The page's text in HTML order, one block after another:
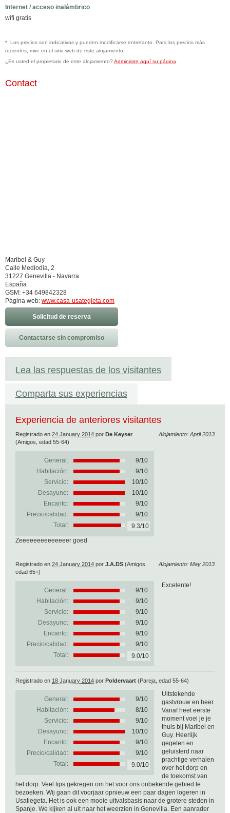
Internet / acceso inalámbrico
wifi gratis
*: Los precios son indicativos y pueden modificarse entretanto. Para los precios más
recientes, mire en el sitio web de este alojamiento.
¿Es usted el propietario de este alojamiento? Administre aquí su página
Contact
Maribel & Guy
Calle Mediodia, 2
31227 Genevilla - Navarra
España
GSM: +34 649842328
Página web: www.casa-usategieta.com
Solicitud de reserva
Contactarse sin compromiso
Lea las respuestas de los visitantes
Comparta sus experiencias
Experiencia de anteriores visitantes
Alojamiento: April 2013
Registrado en 24 January 2014 por De Keyser
(Amigos, edad 55-64)
General: 9/10
Habitación:
9/10
Servicio:
10/10
Desayuno:
10/10
Encanto:
9/10
Precio/calidad:
9/10
Total:
9.3/10
Zeeeeeeeeeeeeeer goed
Alojamiento: May 2013
Registrado en 24 January 2014 por J.A.DS (Amigos,
edad 65+)
General: 9/10
Habitación:
9/10
Servicio:
9/10
Desayuno:
9/10
Encanto:
9/10
Precio/calidad:
9/10
Total:
9.0/10
Excelente!
Registrado en 18 January 2014 por Poldervaart (Pareja, edad 55-64)
General: 9/10
Habitación:
8/10
Servicio:
9/10
Desayuno:
10/10
Encanto:
9/10
Precio/calidad:
9/10
Total:
9.0/10
Uitstekende
gastvrouw en heer.
Vanaf heet eerste
moment voel je je
thuis bij Maribel en
Guy. Heerlijk
gegeten en
geluisterd naar
prachtige verhalen
over het dorp en
de toekomst van
het dorp. Veel tips gekregen om het voor ons onbekende gebied te
bezoeken. Wij gaan dit voorjaar opnieuw een paar dagen logeren in
Usatiegeta. Het is ook een mooie uitvalsbasis naar de grotere steden in
Spanje. We kijken al uit naar het weerzien in Genevilla. Een aanrader